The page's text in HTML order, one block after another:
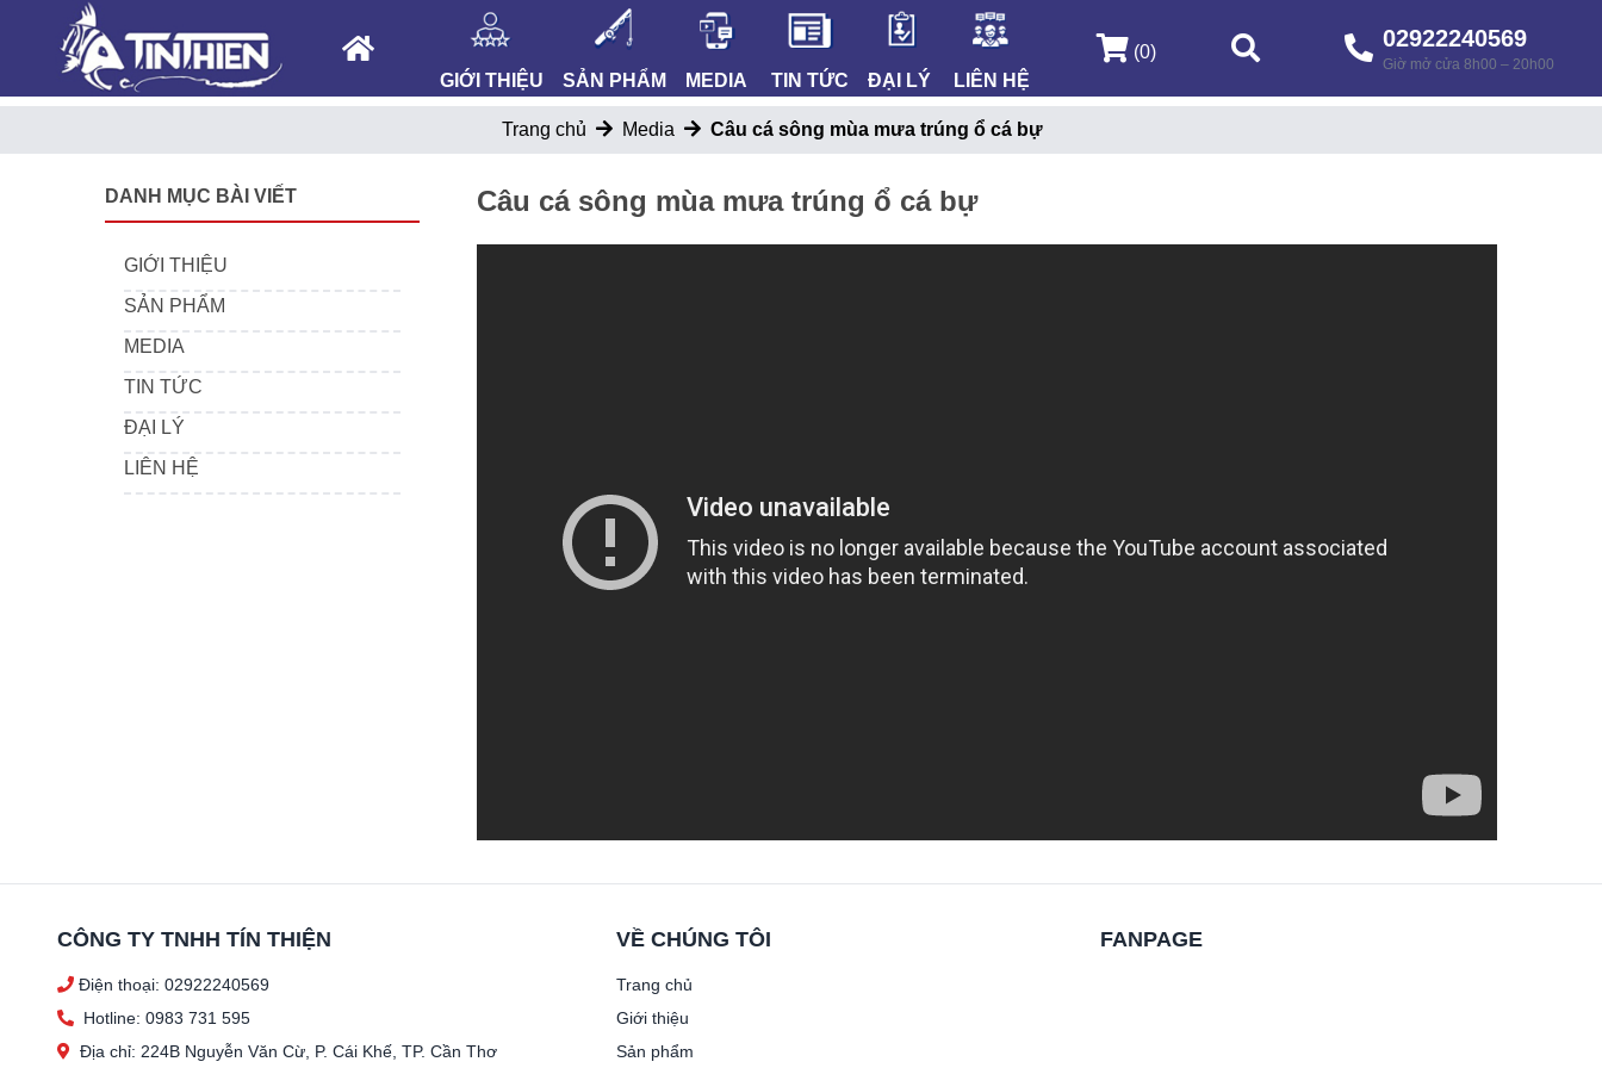
GIỚI THIỆU SẢN PHẨM MEDIA TIN TỨC ĐẠI LÝ LIÊN HỆ
(0)
02922240569
Giờ mở cửa 8h00 – 20h00
Trang chủ Media Câu cá sông mùa mưa trúng ổ cá bự
DANH MỤC BÀI VIẾT
GIỚI THIỆU
SẢN PHẨM
MEDIA
TIN TỨC
ĐẠI LÝ
LIÊN HỆ
Câu cá sông mùa mưa trúng ổ cá bự
CÔNG TY TNHH TÍN THIỆN
Điện thoại: 02922240569
Hotline: 0983 731 595
Địa chỉ: 224B Nguyễn Văn Cừ, P. Cái Khế, TP. Cần Thơ
VỀ CHÚNG TÔI
Trang chủ
Giới thiệu
Sản phẩm
FANPAGE